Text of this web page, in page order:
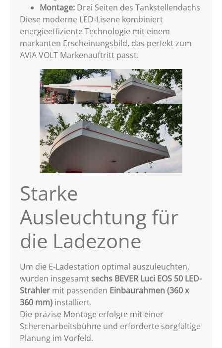
Montage: Drei Seiten des Tankstellendachs
Diese moderne LED-Lisene kombiniert
energieeffiziente Technologie mit einem
markanten Erscheinungsbild, das perfekt zum
AVIA VOLT Markenauftritt passt.
Starke
Ausleuchtung für
die Ladezone
Um die E-Ladestation optimal auszuleuchten,
wurden insgesamtsechs BEVER Luci EOS 50 LED-
Strahler mit passenden Einbaurahmen (360 x
360 mm) installiert.
Die präzise Montage erfolgte mit einer
Scherenarbeitsbühne und erforderte sorgfältige
Planung im Vorfeld.